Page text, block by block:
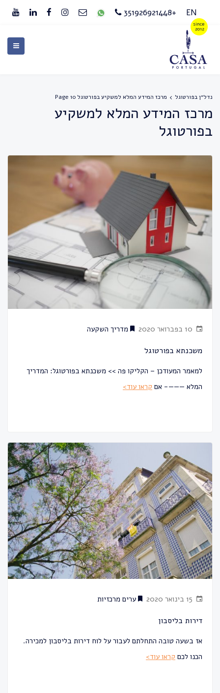
EN
+351926921448
נדל״ן בפורטוגל מרכז המידע המלא למשקיע בפורטוגל
מרכז המידע המלא למשקיע
בפורטוגל
מדריך השקעה
משכנתא בפורטוגל
למאמר המעודכן – הקליקו פה >> משכנתא בפורטוגל: המדריך
המלא ———- אם קראו עוד>
ערים מרכזיות
דירות בליסבון
אז בשעה טובה התחלתם לעבור על לוח דירות בליסבון למכירה.
הכנו לכם קראו עוד>